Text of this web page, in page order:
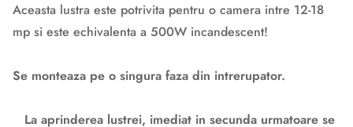
Aceasta lustra este potrivita pentru o camera intre 12-18
mp si este echivalenta a 500W incandescent!
Se monteaza pe o singura faza din intrerupator.
La aprinderea lustrei, imediat in secunda urmatoare se